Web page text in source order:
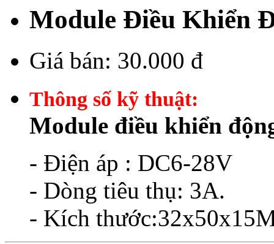
Module Điều Khiển
Giá bán: 30.000 đ
Thông số kỹ thuật:
Module điều khiển
- Điện áp : DC6-28V
- Dòng tiêu thụ: 3A.
- Kích